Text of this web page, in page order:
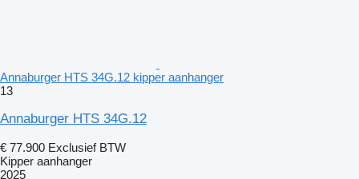
Annaburger HTS 34G.12 kipper aanhanger
13
Annaburger HTS 34G.12
€ 77.900 Exclusief BTW
Kipper aanhanger
2025